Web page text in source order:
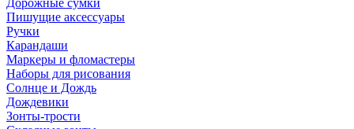
Дорожные сумки
Пишущие аксессуары
Ручки
Карандаши
Маркеры и фломастеры
Наборы для рисования
Солнце и Дождь
Дождевики
Зонты-трости